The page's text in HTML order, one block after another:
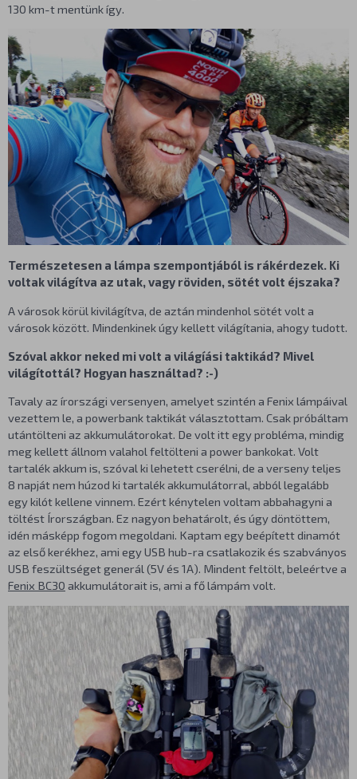
130 km-t mentünk így.
Természetesen a lámpa szempontjából is rákérdezek. Ki
voltak világítva az utak, vagy röviden, sötét volt éjszaka?
A városok körül kivilágítva, de aztán mindenhol sötét volt a
városok között. Mindenkinek úgy kellett világítania, ahogy tudott.
Szóval akkor neked mi volt a világíási taktikád? Mivel
világítottál? Hogyan használtad? :-)
Tavaly az írországi versenyen, amelyet szintén a Fenix lámpáival
vezettem le, a powerbank taktikát választottam. Csak próbáltam
utántölteni az akkumulátorokat. De volt itt egy probléma, mindig
meg kellett állnom valahol feltölteni a power bankokat. Volt
tartalék akkum is, szóval ki lehetett cserélni, de a verseny teljes
8 napját nem húzod ki tartalék akkumulátorral, abból legalább
egy kilót kellene vinnem. Ezért kénytelen voltam abbahagyni a
töltést Írországban. Ez nagyon behatárolt, és úgy döntöttem,
idén másképp fogom megoldani. Kaptam egy beépített dinamót
az első kerékhez, ami egy USB hub-ra csatlakozik és szabványos
USB feszültséget generál (5V és 1A). Mindent feltölt, beleértve a
Fenix BC30 akkumulátorait is, ami a fő lámpám volt.